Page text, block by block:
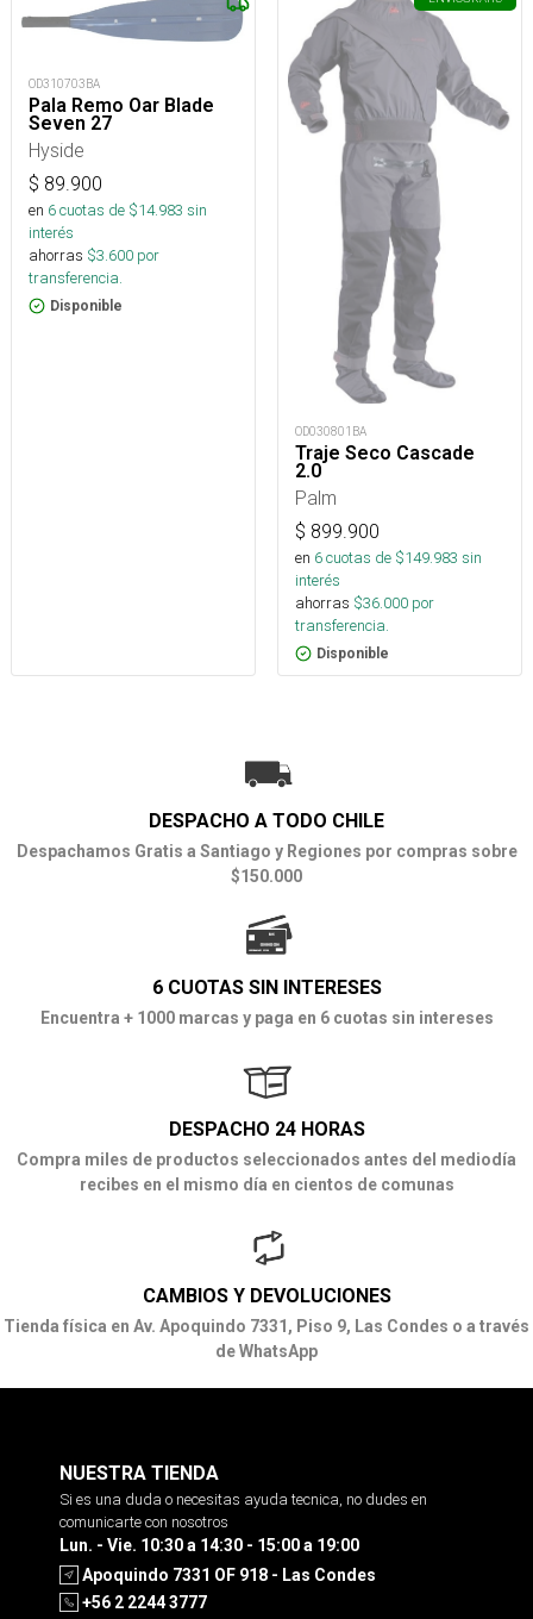
OD310703BA
Pala Remo Oar Blade
Seven 27
Hyside
$ 89.900
en 6cuotas de $14.983 sin
interés
ahorras $3.600 por
transferencia.
Disponible
OD030801BA
Traje Seco Cascade
2.0
Palm
$ 899.900
en 6cuotas de $149.983 sin
interés
ahorras $36.000 por
transferencia.
Disponible
DESPACHO A TODO CHILE
Despachamos Gratis a Santiago y Regiones por compras sobre
$150.000
6 CUOTAS SIN INTERESES
Encuentra + 1000 marcas y paga en 6 cuotas sin intereses
DESPACHO 24 HORAS
Compra miles de productos seleccionados antes del mediodía
recibes en el mismo día en cientos de comunas
CAMBIOS Y DEVOLUCIONES
Tienda física en Av. Apoquindo 7331, Piso 9, Las Condes o a través
de WhatsApp
NUESTRA TIENDA
Si es una duda o necesitas ayuda tecnica, no dudes en
comunicarte con nosotros
Lun. - Vie. 10:30 a 14:30 - 15:00 a 19:00
Apoquindo 7331 OF 918 - Las Condes
+56 2 2244 3777